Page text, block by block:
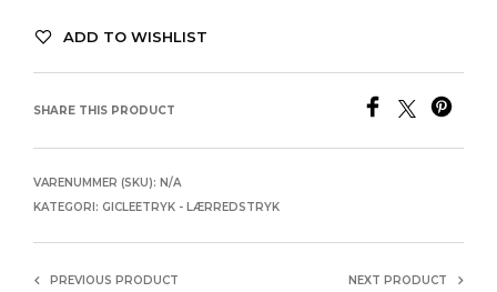
ADD TO WISHLIST
SHARE THIS PRODUCT
VARENUMMER (SKU): N/A
KATEGORI: GICLEETRYK - LÆRREDSTRYK
PREVIOUS PRODUCT NEXT PRODUCT